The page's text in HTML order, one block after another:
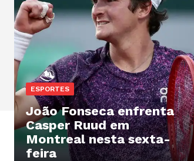
ESPORTES
João Fonseca enfrenta
Casper Ruud em
Montreal nesta sexta-
feira